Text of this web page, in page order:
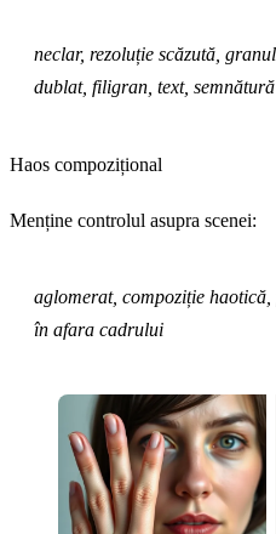
neclar, rezoluție scăzută,
dublat, filigran, text, semnătură
Haos compozițional
Menține controlul asupra scenei:
aglomerat, compoziție
în afara cadrului